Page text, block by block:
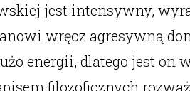
jest intensywny,
wręcz agresywną
energii, dlatego jest
filozoficznych